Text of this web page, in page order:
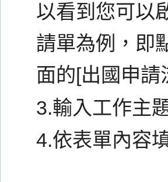
以看到您可以
請單為例，即
面的[出國申請
3.輸入工作主
4.依表單內容